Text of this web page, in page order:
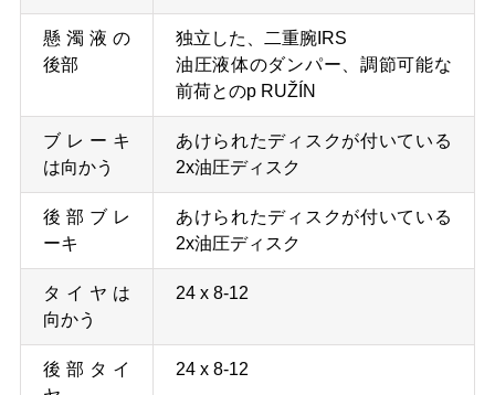
懸濁液の
後部
独立した、二重腕IRS
油圧液体のダンパー、調節可能な
前荷とのp RUŽÍN
ブレーキ
は向かう
あけられたディスクが付いている
2x油圧ディスク
後部ブレ
ーキ
あけられたディスクが付いている
2x油圧ディスク
タイヤは
向かう
24 x 8-12
後部タイ
24 x 8-12